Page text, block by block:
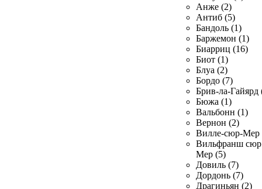
Анже (2)
Антиб (5)
Бандоль (1)
Баржемон (1)
Биарриц (16)
Биот (1)
Блуа (2)
Бордо (7)
Брив-ла-Гайярд
Бюжа (1)
Вальбонн (1)
Вернон (2)
Вилле-сюр-Мер
Вильфранш сюр
Мер (5)
Довиль (7)
Дордонь (7)
Драгиньян (2)